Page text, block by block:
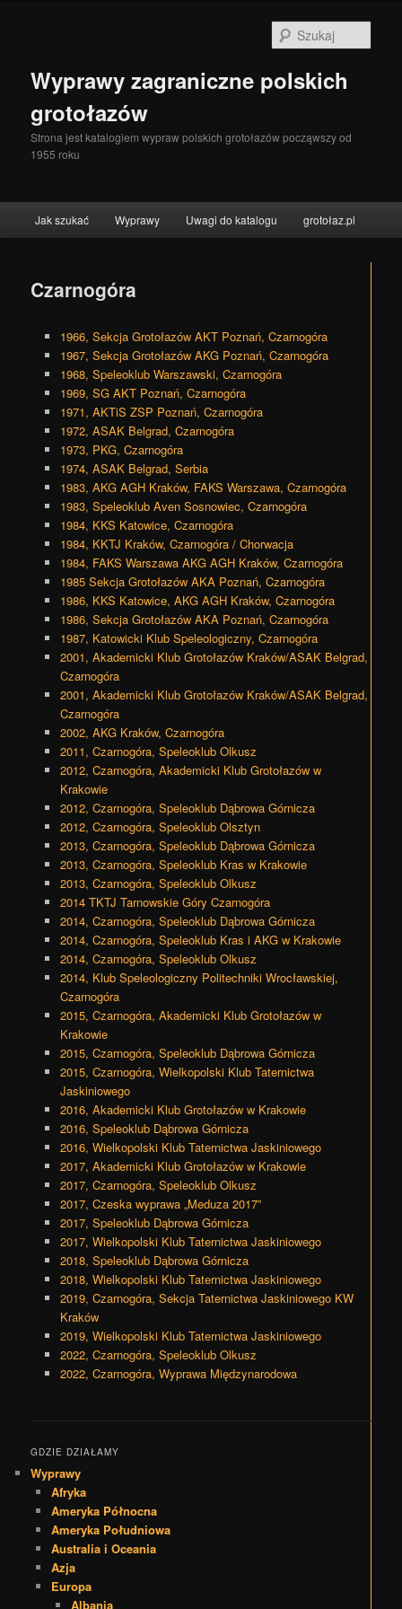
Wyprawy zagraniczne polskich
grotołazów
Strona jest katalogiem wypraw polskich grotołazów począwszy od
1955 roku
Przeskocz do tekstu
Przeskocz do widgetów
Jak szukać Wyprawy Uwagi do katalogu grotołaz.pl
Czarnogóra
1966, Sekcja Grotołazów AKT Poznań, Czarnogóra
1967, Sekcja Grotołazów AKG Poznań, Czarnogóra
1968, Speleoklub Warszawski, Czarnogóra
1969, SG AKT Poznań, Czarnogóra
1971, AKTiS ZSP Poznań, Czarnogóra
1972, ASAK Belgrad, Czarnogóra
1973, PKG, Czarnogóra
1974, ASAK Belgrad, Serbia
1983, AKG AGH Kraków, FAKS Warszawa, Czarnogóra
1983, Speleoklub Aven Sosnowiec, Czarnogóra
1984, KKS Katowice, Czarnogóra
1984, KKTJ Kraków, Czarnogóra / Chorwacja
1984, FAKS Warszawa AKG AGH Kraków, Czarnogóra
1985 Sekcja Grotołazów AKA Poznań, Czarnogóra
1986, KKS Katowice, AKG AGH Kraków, Czarnogóra
1986, Sekcja Grotołazów AKA Poznań, Czarnogóra
1987, Katowicki Klub Speleologiczny, Czarnogóra
2001, Akademicki Klub Grotołazów Kraków/ASAK Belgrad,
Czarnogóra
2001, Akademicki Klub Grotołazów Kraków/ASAK Belgrad,
Czarnogóra
2002, AKG Kraków, Czarnogóra
2011, Czarnogóra, Speleoklub Olkusz
2012, Czarnogóra, Akademicki Klub Grotołazów w
Krakowie
2012, Czarnogóra, Speleoklub Dąbrowa Górnicza
2012, Czarnogóra, Speleoklub Olsztyn
2013, Czarnogóra, Speleoklub Dąbrowa Górnicza
2013, Czarnogóra, Speleoklub Kras w Krakowie
2013, Czarnogóra, Speleoklub Olkusz
2014 TKTJ Tarnowskie Góry Czarnogóra
2014, Czarnogóra, Speleoklub Dąbrowa Górnicza
2014, Czarnogóra, Speleoklub Kras i AKG w Krakowie
2014, Czarnogóra, Speleoklub Olkusz
2014, Klub Speleologiczny Politechniki Wrocławskiej,
Czarnogóra
2015, Czarnogóra, Akademicki Klub Grotołazów w
Krakowie
2015, Czarnogóra, Speleoklub Dąbrowa Górnicza
2015, Czarnogóra, Wielkopolski Klub Taternictwa
Jaskiniowego
2016, Akademicki Klub Grotołazów w Krakowie
2016, Speleoklub Dąbrowa Górnicza
2016, Wielkopolski Klub Taternictwa Jaskiniowego
2017, Akademicki Klub Grotołazów w Krakowie
2017, Czarnogóra, Speleoklub Olkusz
2017, Czeska wyprawa „Meduza 2017”
2017, Speleoklub Dąbrowa Górnicza
2017, Wielkopolski Klub Taternictwa Jaskiniowego
2018, Speleoklub Dąbrowa Górnicza
2018, Wielkopolski Klub Taternictwa Jaskiniowego
2019, Czarnogóra, Sekcja Taternictwa Jaskiniowego KW
Kraków
2019, Wielkopolski Klub Taternictwa Jaskiniowego
2022, Czarnogóra, Speleoklub Olkusz
2022, Czarnogóra, Wyprawa Międzynarodowa
GDZIE DZIAŁAMY
Wyprawy
Afryka
Ameryka Północna
Ameryka Południowa
Australia i Oceania
Azja
Europa
Albania